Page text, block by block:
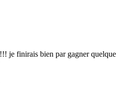
je finirais bien par gagner quelque